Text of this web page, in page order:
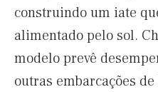
construindo um iate
alimentado pelo sol.
modelo prevê
outras embarcações